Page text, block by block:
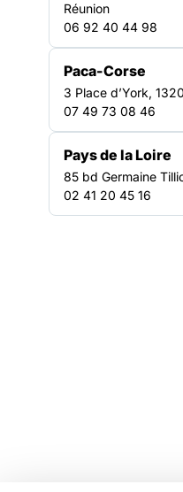
Nos missions
Nos Fédérations
NOS LUTTES
Tous nos plaidoyers
Tous nos programmes
VOTRE ESPACE
Réunion
06 92 40 44 98
Paca-Corse
3 Place d’York,
07 49 73 08 46
Pays de la Loire
85 bd Germaine
02 41 20 45 16